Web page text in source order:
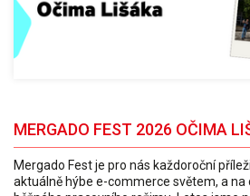
MERGADO FEST 2026 OČIMA
Mergado Fest je pro nás každoroční
aktuálně hýbe e-commerce světem, a na